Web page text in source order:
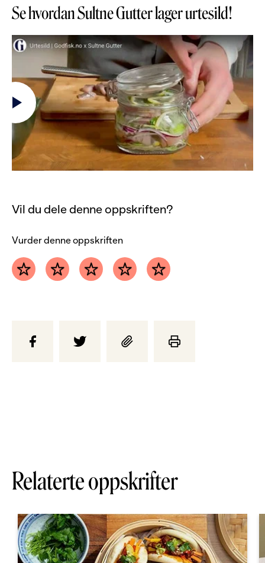
Server med
rugbrød
Se hvordan Sultne Gutter lager urtesild!
Vil du dele denne oppskriften?
Vurder denne oppskriften
Relaterte oppskrifter